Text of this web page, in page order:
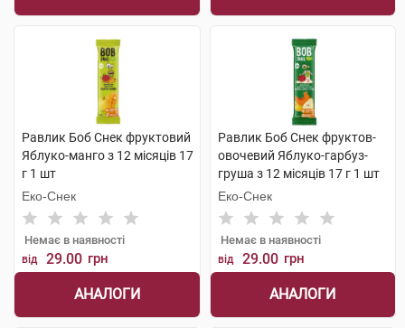
Равлик Боб Снек фруктовий
Яблуко-манго з 12 місяців 17
г 1 шт
Еко-Снек
Немає в наявності
від 29.00 грн
АНАЛОГИ
Равлик Боб Снек фруктов-
овочевий Яблуко-гарбуз-
груша з 12 місяців 17 г 1 шт
Еко-Снек
Немає в наявності
від 29.00 грн
АНАЛОГИ